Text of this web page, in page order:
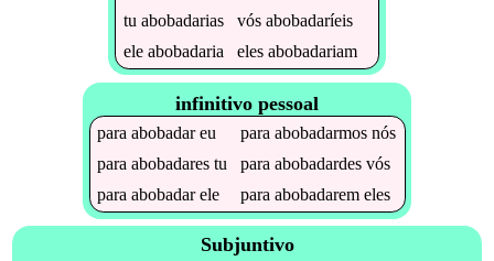
tu abobadarias vós abobadaríeis
ele abobadaria eles abobadariam
infinitivo pessoal
paraabobadareu paraabobadarmos nós
paraabobadares tu paraabobadardes vós
paraabobadarele paraabobadarem eles
Subjuntivo